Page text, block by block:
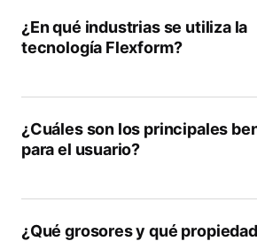
¿En qué industrias se utiliza la
tecnología Flexform?
¿Cuáles son los principales
para el usuario?
¿Qué grosores y qué